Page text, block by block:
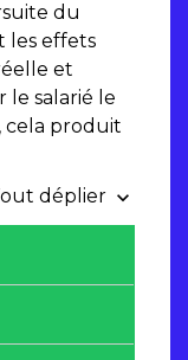
du
les effets
et
le salarié le
cela produit
déplier keyboard_arrow_down